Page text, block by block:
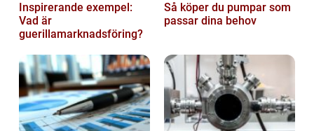
Inspirerande exempel:
Vad är
guerillamarknadsföring?
Så köper du pumpar som
passar dina behov